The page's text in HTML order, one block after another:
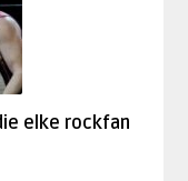
elke rockfan